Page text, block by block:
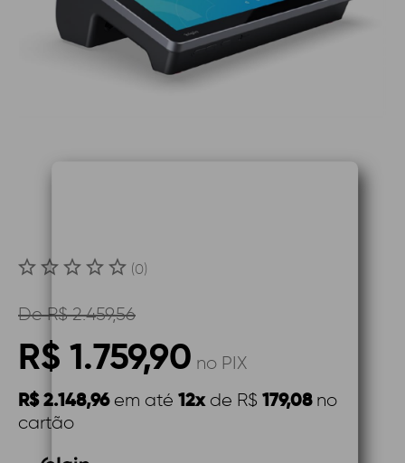
(0)
DeR$ 2.459,56
R$ 1.759,90 no PIX
R$ 2.148,96em até 12xde R$ 179,08no
cartão